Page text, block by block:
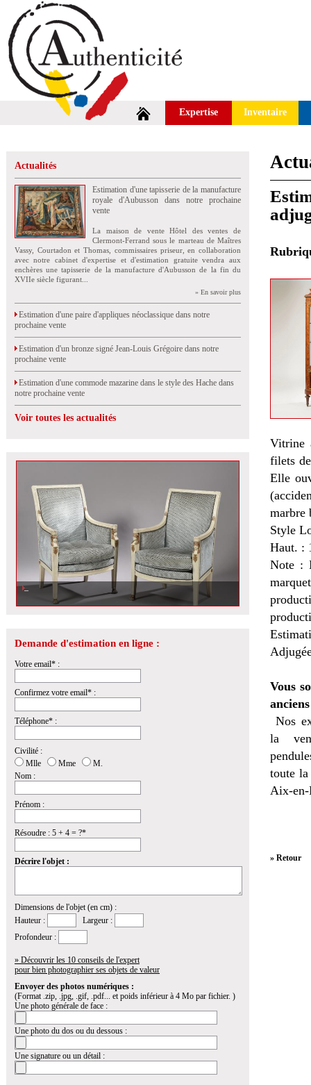
Expertise Inventaire
Actualités
Estimation d'une tapisserie de la manufacture
royale d'Aubusson dans notre prochaine
vente
La maison de vente Hôtel des ventes de
Clermont-Ferrand sous le marteau de Maîtres
Vassy, Courtadon et Thomas, commissaires priseur, en collaboration
avec notre cabinet d'expertise et d'estimation gratuite vendra aux
enchères une tapisserie de la manufacture d'Aubusson de la fin du
XVIIe siècle figurant...
» En savoir plus
Estimation d'une paire d'appliques néoclassique dans notre
prochaine vente
Estimation d'un bronze signé Jean-Louis Grégoire dans notre
prochaine vente
Estimation d'une commode mazarine dans le style des Hache dans
notre prochaine vente
Voir toutes les actualités
Demande d'estimation en ligne :
Votre email* :
Confirmez votre email* :
Téléphone* :
Civilité :
Mlle
Mme
M.
Nom :
Prénom :
Résoudre : 5 + 4 = ?*
Décrire l'objet :
Dimensions de l'objet (en cm) :
Hauteur :
Largeur :
Profondeur :
» Découvrir les 10 conseils de l'expert
pour bien photographier ses objets de valeur
Envoyer des photos numériques :
(Format .zip, .jpg, .gif, .pdf... et poids inférieur à 4 Mo par fichier. )
Une photo générale de face :
Une photo du dos ou du dessous :
Une signature ou un détail :
Vitrine
filets
Elle
marbre
Style
Haut. :
Note :
Vous
Nos
la
toute
Aix-en-
» Retour